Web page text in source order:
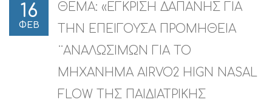
16
ΦΕΒ
ΘΕΜΑ: «ΕΓΚΡΙΣΗ ΔΑΠΑΝΗΣ ΓΙΑ
ΤΗΝ ΕΠΕΙΓΟΥΣΑ ΠΡΟΜΗΘΕΙΑ
¨ΑΝΑΛΩΣΙΜΩΝ ΓΙΑ ΤΟ
ΜΗΧΑΝΗΜΑ AIRVO2 HIGN NASAL
FLOW ΤΗΣ ΠΑΙΔΙΑΤΡΙΚΗΣ